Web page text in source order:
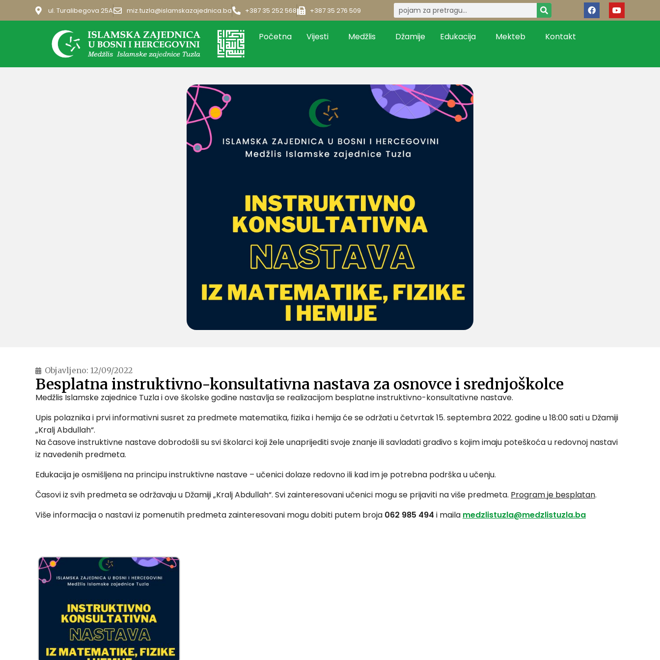
ul. Turalibegova 25A miz.tuzla@islamskazajednica.ba +387 35 252 568 +387 35 276 509
Početna Vijesti Medžlis Džamije Edukacija Mekteb Kontakt
Objavljeno: 12/09/2022
Besplatna instruktivno-konsultativna nastava za osnovce i srednjoškolce
Medžlis Islamske zajednice Tuzla i ove školske godine nastavlja se realizacijom besplatne instruktivno-konsultativne nastave.
Upis polaznika i prvi informativni susret za predmete matematika, fizika i hemija će se održati u četvrtak 15. septembra 2022. godine u 18:00 sati u Džamiji
„Kralj Abdullah“.
Na časove instruktivne nastave dobrodošli su svi školarci koji žele unaprijediti svoje znanje ili savladati gradivo s kojim imaju poteškoća u redovnoj nastavi
iz navedenih predmeta.
Edukacija je osmišljena na principu instruktivne nastave – učenici dolaze redovno ili kad im je potrebna podrška u učenju.
Časovi iz svih predmeta se održavaju u Džamiji „Kralj Abdullah“. Svi zainteresovani učenici mogu se prijaviti na više predmeta. Program je besplatan.
Više informacija o nastavi iz pomenutih predmeta zainteresovani mogu dobiti putem broja 062 985 494 i maila medzlistuzla@medzlistuzla.ba